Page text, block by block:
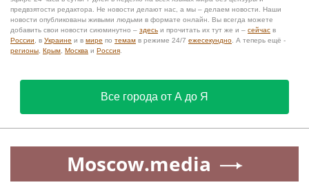
предвзятости редактора. Не новости делают нас, а мы – делаем новости. Наши
новости опубликованы живыми людьми в формате онлайн. Вы всегда можете
добавить свои новости сиюминутно – здесь и прочитать их тут же и – сейчас в
России , в Украине и в мире по темам в режиме 24/7 ежесекундно . А теперь ещё -
регионы Крым Москва и Россия
Все города от А до Я
Moscow.media